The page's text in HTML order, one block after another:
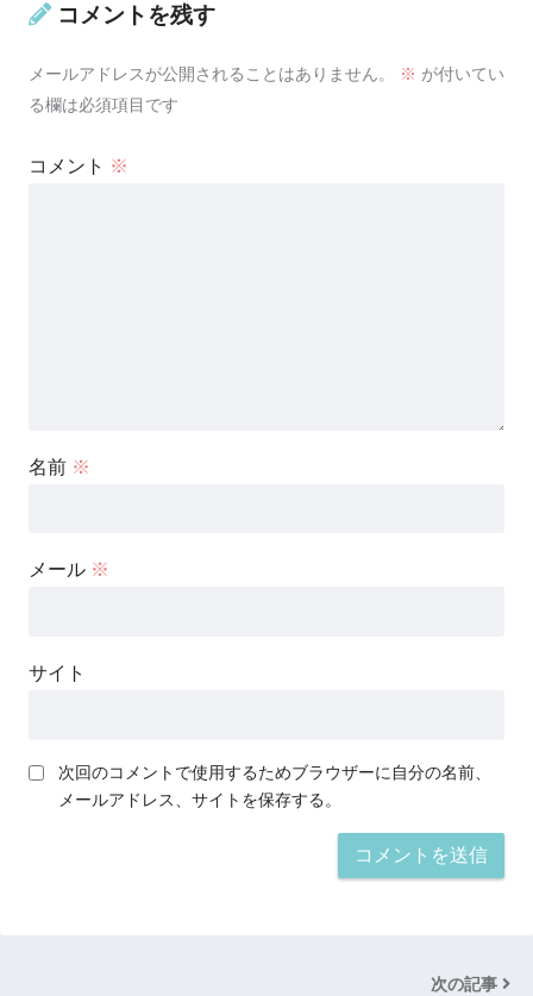
コメントを残す
メールアドレスが公開されることはありません。 ※ が付いてい
る欄は必須項目です
コメント ※
名前 ※
メール ※
サイト
次回のコメントで使用するためブラウザーに自分の名前、
メールアドレス、サイトを保存する。
次の記事